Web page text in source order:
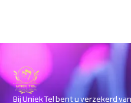
Bij Uniek Tel bent u verzekerd